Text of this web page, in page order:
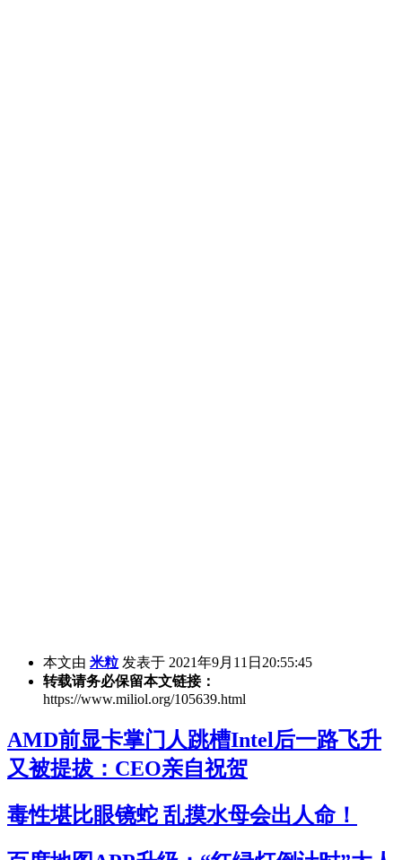
本文由 米粒 发表于 2021年9月11日20:55:45
转载请务必保留本文链接：
https://www.miliol.org/105639.html
AMD前显卡掌门人跳槽Intel后一路飞升
又被提拔：CEO亲自祝贺
毒性堪比眼镜蛇 乱摸水母会出人命！